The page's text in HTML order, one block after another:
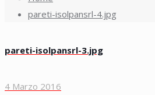
pareti-isolpansrl-4.jpg
pareti-isolpansrl-3.jpg
4 Marzo 2016